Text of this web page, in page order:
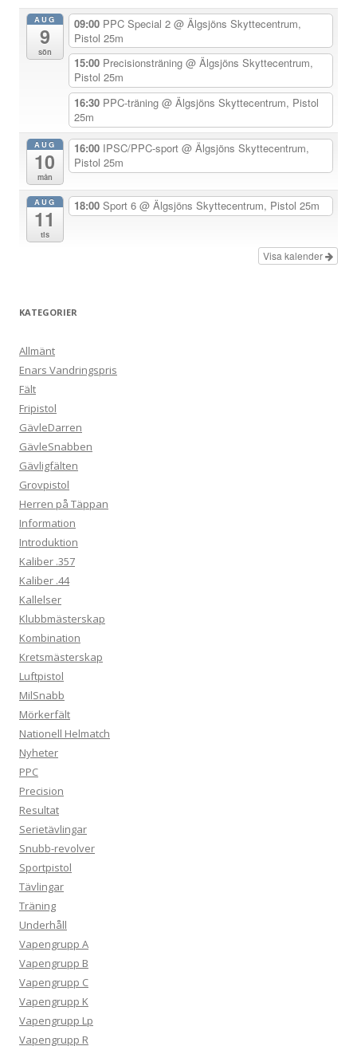
a
g
AUG
9
sön
09:00 PPC Special 2 @ Älgsjöns Skyttecentrum,
Pistol 25m
15:00 Precisionsträning @ Älgsjöns Skyttecentrum,
Pistol 25m
16:30 PPC-träning @ Älgsjöns Skyttecentrum, Pistol
25m
AUG
10
mån
16:00 IPSC/PPC-sport @ Älgsjöns Skyttecentrum,
Pistol 25m
AUG
11
tis
18:00 Sport 6 @ Älgsjöns Skyttecentrum, Pistol 25m
Visa kalender
KATEGORIER
Allmänt
Enars Vandringspris
Fält
Fripistol
GävleDarren
GävleSnabben
Gävligfälten
Grovpistol
Herren på Täppan
Information
Introduktion
Kaliber .357
Kaliber .44
Kallelser
Klubbmästerskap
Kombination
Kretsmästerskap
Luftpistol
MilSnabb
Mörkerfält
Nationell Helmatch
Nyheter
PPC
Precision
Resultat
Serietävlingar
Snubb-revolver
Sportpistol
Tävlingar
Träning
Underhåll
Vapengrupp A
Vapengrupp B
Vapengrupp C
Vapengrupp K
Vapengrupp Lp
Vapengrupp R